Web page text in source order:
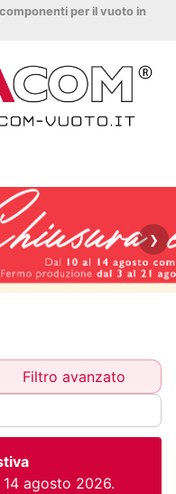
per il vuoto in
❯
Filtro avanzato
agosto 2026.